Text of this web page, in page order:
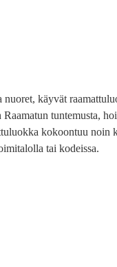
käyvät
tuntemusta,
kokoontuu noin
tai kodeissa.